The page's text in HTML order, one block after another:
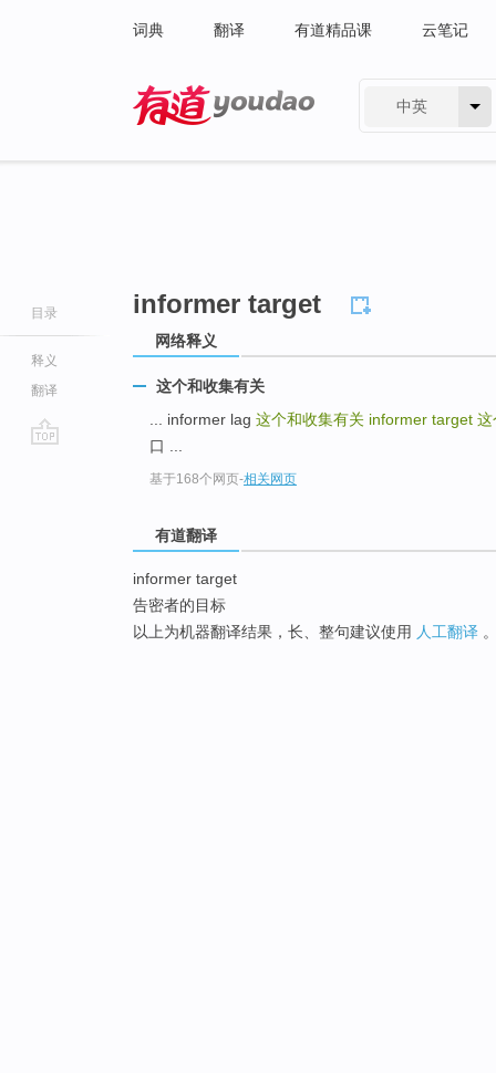
词典 翻译 有道精品课 云笔记
中英
目录
释义
翻译
informer target
网络释义
这个和收集有关
... informer lag 这个和收集有关 informer target 这
口 ...
基于168个网页-相关网页
有道翻译
informer target
告密者的目标
以上为机器翻译结果，长、整句建议使用 人工翻译